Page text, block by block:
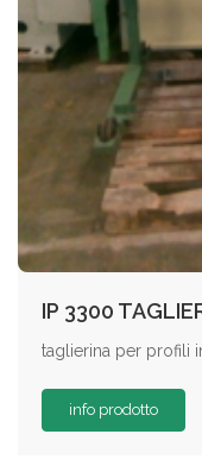
IP 3300
taglierina per profili
info prodotto